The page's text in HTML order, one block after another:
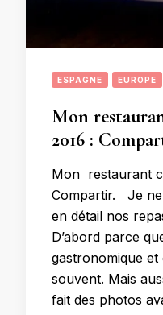
ESPAGNE EUROPE
Mon
2016 :
Mon restaurant
Compartir. Je
en détail nos
D’abord parce
gastronomique et
souvent. Mais
fait des photos